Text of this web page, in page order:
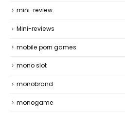
mini-review
Mini-reviews
mobile porn games
mono slot
monobrand
monogame